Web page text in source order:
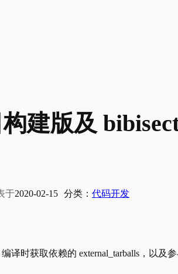
建版及
于2020-02-15 分类： 代码开发
时获取依赖的 external_tarballs，以及